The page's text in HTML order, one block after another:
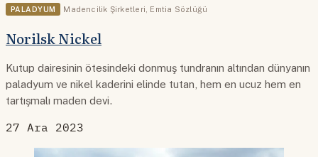
PALADYUM Madencilik Şirketleri Emtia Sözlüğü
Norilsk Nickel
Kutup dairesinin ötesindeki donmuş tundranın altından dünyanın
paladyum ve nikel kaderini elinde tutan, hem en ucuz hem en
tartışmalı maden devi.
27 Ara 2023